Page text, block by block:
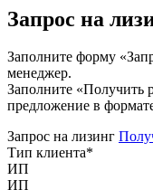
Запрос на
Заполните форму
менеджер.
Заполните «Получить
предложение в
Запрос на лизинг
Тип клиента*
ИП
ИП